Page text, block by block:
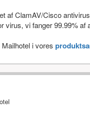
af ClamAV/Cisco
virus, vi fanger 99.99% af
i vores